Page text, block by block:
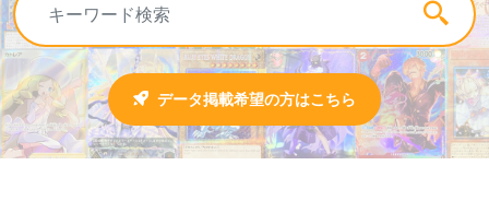
データ掲載希望の方はこちら